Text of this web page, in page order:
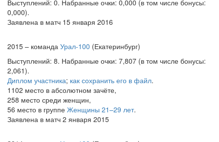
Выступлений: 0. Набранные очки: 0,000 (в том числе бонусы:
0,000).
Заявлена в матч 15 января 2016
2015 – команда Урал-100 (Екатеринбург)
Выступлений: 8. Набранные очки: 7,807 (в том числе бонусы:
2,061).
Диплом участника; как сохранить его в файл.
1102 место в абсолютном зачёте,
258 место среди женщин,
56 место в группе Женщины 21–29 лет.
Заявлена в матч 2 января 2015